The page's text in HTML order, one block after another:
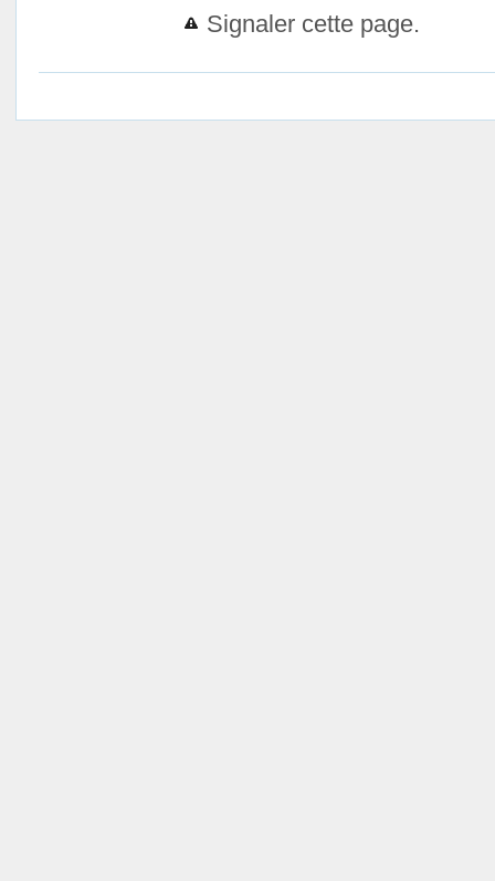
Signaler cette page.